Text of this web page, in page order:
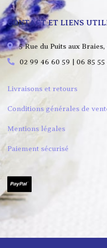
CONTACT ET LIENS
5 Rue du Puits aux
02 99 46 60 59 | 06 85 55
Livraisons et retours
Conditions générales de
Mentions légales
Paiement sécurisé